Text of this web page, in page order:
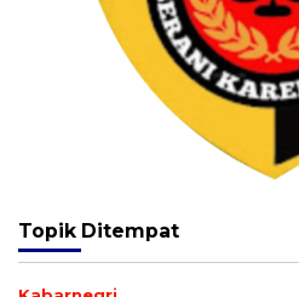
Topik Ditempat